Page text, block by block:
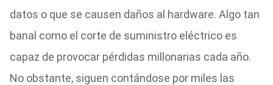
datos o que se causen daños al hardware. Algo tan
banal como el corte de suministro eléctrico es
capaz de provocar pérdidas millonarias cada año.
No obstante, siguen contándose por miles las